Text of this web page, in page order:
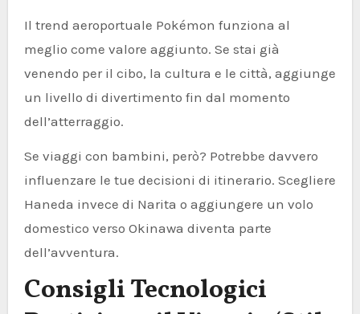
Il trend aeroportuale Pokémon funziona al
meglio come valore aggiunto. Se stai già
venendo per il cibo, la cultura e le città, aggiunge
un livello di divertimento fin dal momento
dell’atterraggio.
Se viaggi con bambini, però? Potrebbe davvero
influenzare le tue decisioni di itinerario. Scegliere
Haneda invece di Narita o aggiungere un volo
domestico verso Okinawa diventa parte
dell’avventura.
Consigli Tecnologici